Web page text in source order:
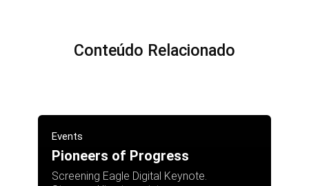
Conteúdo Relacionado
Events
Pioneers of Progress
Screening Eagle Digital Keynote.